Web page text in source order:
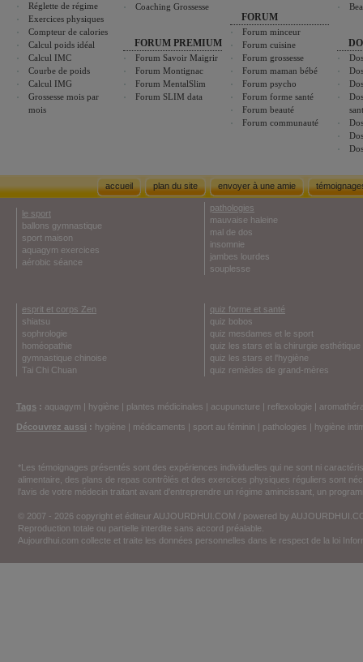
Réglette de régime
Exercices physiques
Compteur de calories
Calcul poids idéal
Calcul IMC
Courbe de poids
Calcul IMG
Grossesse mois par
mois
Coaching Grossesse
FORUM PREMIUM
Forum Savoir Maigrir
Forum Montignac
Forum MentalSlim
Forum SLIM data
FORUM
Forum minceur
Forum cuisine
Forum grossesse
Forum maman bébé
Forum psycho
Forum forme santé
Forum beauté
Forum communauté
accueil plan du site envoyer à une amie
le sport
ballons gymnastique
sport maison
aquagym exercices
aérobic séance
pathologies
mauvaise haleine
mal de dos
insomnie
jambes lourdes
souplesse
esprit et corps Zen
shiatsu
sophrologie
homéopathie
gymnastique chinoise
Tai Chi Chuan
quiz forme et santé
quiz bobos
quiz mesdames et le sport
quiz les stars et la chirurgie esthétique
quiz les stars et l'hygiène
quiz remèdes de grand-mères
Tags : aquagym | hygiène | plantes médicinales | acupuncture | reflexologie |
Découvrez aussi : hygiène | médicaments | sport au féminin | pathologies | hygiène
*Les témoignages présentés sont des expériences individuelles qui ne sont ni
alimentaire, des plans de repas contrôlés et des exercices physiques réguliers sont
l'avis de votre médecin traitant avant d'entreprendre un régime amincissant, un
© 2007 - 2026 copyright et éditeur AUJOURDHUI.COM / powered by
Reproduction totale ou partielle interdite sans accord préalable.
Aujourdhui.com collecte et traite les données personnelles dans le respect de la loi